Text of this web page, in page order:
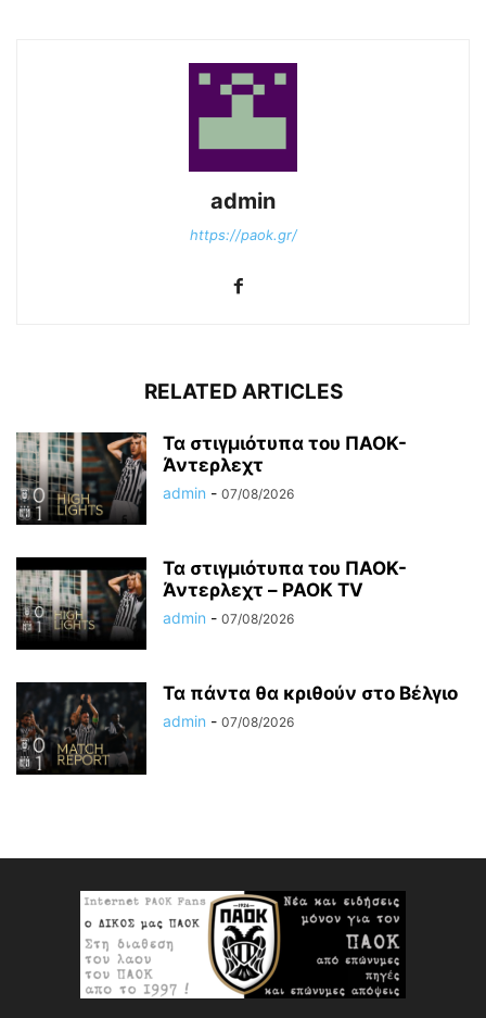
admin
https://paok.gr/
RELATED ARTICLES
Τα στιγμιότυπα του ΠΑΟΚ-
Άντερλεχτ
admin - 07/08/2026
Τα στιγμιότυπα του ΠΑΟΚ-
Άντερλεχτ – PAOK TV
admin - 07/08/2026
Τα πάντα θα κριθούν στο Βέλγιο
admin - 07/08/2026